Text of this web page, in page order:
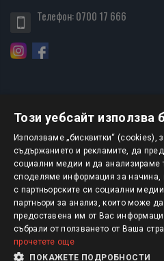
Телефон:0700 17 666
БЮЛЕТИН
Авторско право © 2025
1 EUR = 1.95583 BGN
Този уебсайт използва
Използваме „бисквитки“ (cookies),
съдържанието и рекламите, да
социални медии и да анализираме
споделяме информация за начина,
с партньорските си социални
партньори за анализ, които може
предоставена им от Вас
събрали от ползването от Ваша
прочетете още
ПОКАЖЕТЕ ПОДРОБНОСТИ